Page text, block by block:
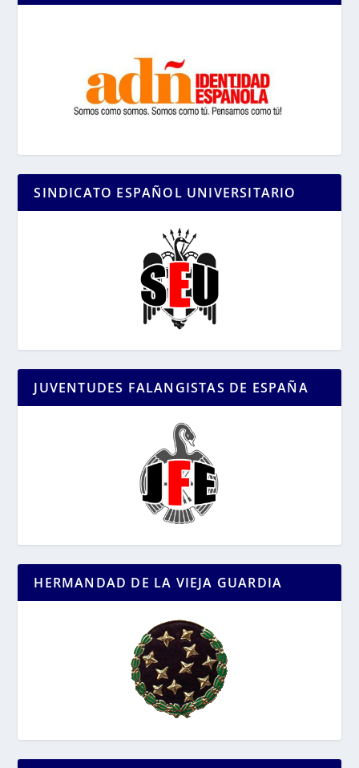
SINDICATO ESPAÑOL UNIVERSITARIO
JUVENTUDES FALANGISTAS DE ESPAÑA
HERMANDAD DE LA VIEJA GUARDIA